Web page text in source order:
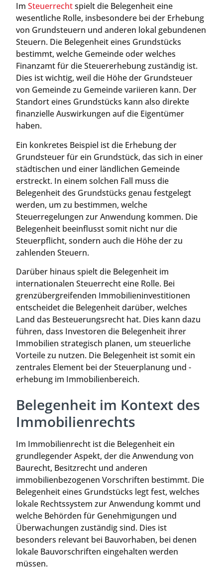
Im Steuerrechtspielt die Belegenheit eine
wesentliche Rolle, insbesondere bei der Erhebung
von Grundsteuern und anderen lokal gebundenen
Steuern. Die Belegenheit eines Grundstücks
bestimmt, welche Gemeinde oder welches
Finanzamt für die Steuererhebung zuständig ist.
Dies ist wichtig, weil die Höhe der Grundsteuer
von Gemeinde zu Gemeinde variieren kann. Der
Standort eines Grundstücks kann also direkte
finanzielle Auswirkungen auf die Eigentümer
haben.
Ein konkretes Beispiel ist die Erhebung der
Grundsteuer für ein Grundstück, das sich in einer
städtischen und einer ländlichen Gemeinde
erstreckt. In einem solchen Fall muss die
Belegenheit des Grundstücks genau festgelegt
werden, um zu bestimmen, welche
Steuerregelungen zur Anwendung kommen. Die
Belegenheit beeinflusst somit nicht nur die
Steuerpflicht, sondern auch die Höhe der zu
zahlenden Steuern.
Darüber hinaus spielt die Belegenheit im
internationalen Steuerrecht eine Rolle. Bei
grenzübergreifenden Immobilieninvestitionen
entscheidet die Belegenheit darüber, welches
Land das Besteuerungsrecht hat. Dies kann dazu
führen, dass Investoren die Belegenheit ihrer
Immobilien strategisch planen, um steuerliche
Vorteile zu nutzen. Die Belegenheit ist somit ein
zentrales Element bei der Steuerplanung und -
erhebung im Immobilienbereich.
Belegenheit im Kontext des
Immobilienrechts
Im Immobilienrecht ist die Belegenheit ein
grundlegender Aspekt, der die Anwendung von
Baurecht, Besitzrecht und anderen
immobilienbezogenen Vorschriften bestimmt. Die
Belegenheit eines Grundstücks legt fest, welches
lokale Rechtssystem zur Anwendung kommt und
welche Behörden für Genehmigungen und
Überwachungen zuständig sind. Dies ist
besonders relevant bei Bauvorhaben, bei denen
lokale Bauvorschriften eingehalten werden
müssen.